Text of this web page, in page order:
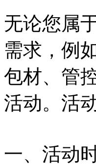
无论您属
需求，例
包材、管
活动。活
一、活动